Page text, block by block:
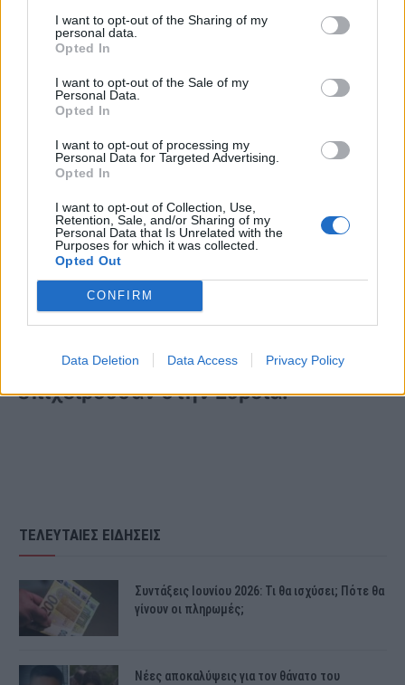
I want to opt-out of the Sharing of my
personal data.
Opted In
I want to opt-out of the Sale of my
Personal Data.
Opted In
I want to opt-out of processing my
Personal Data for Targeted Advertising.
Opted In
I want to opt-out of Collection, Use,
Retention, Sale, and/or Sharing of my
Personal Data that Is Unrelated with the
Purposes for which it was collected.
Opted Out
CONFIRM
Data Deletion Data Access Privacy Policy
συγκίνηση.
Το υπουργείο Εθνικής Άμυνας κήρυξε
τριήμερο πένθος της Ένοπλες
Δυνάμεις μετά τη συντριβή του
στην περιοχή του Πλατανιστού.
Δείτε το βίντεο – “Έσπασε” η
δημοσιογράφος της ΕΡΤ για το
τραγικό τέλος των δύο πιλότων που
επιχειρούσαν στην Εύβοια:
ΤΕΛΕΥΤΑΙΕΣ ΕΙΔΗΣΕΙΣ
Συντάξεις Ιουνίου 2026: Τι θα ισχύσει; Πότε θα
γίνουν οι πληρωμές;
Νέες αποκαλύψεις για τον θάνατο του